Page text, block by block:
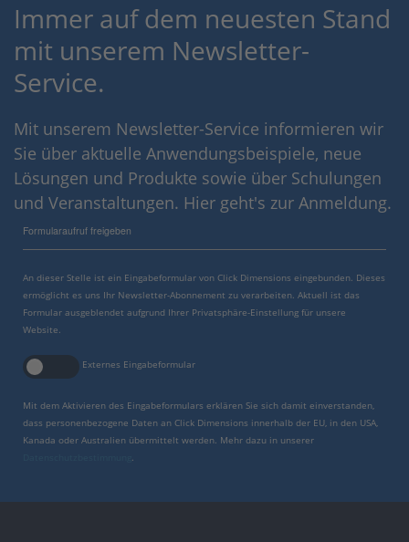
Immer auf dem neuesten Stand
mit unserem Newsletter-
Service.
Mit unserem Newsletter-Service informieren wir
Sie über aktuelle Anwendungsbeispiele, neue
Lösungen und Produkte sowie über Schulungen
und Veranstaltungen. Hier geht's zur Anmeldung.
Formularaufruf freigeben
An dieser Stelle ist ein Eingabeformular von Click Dimensions eingebunden. Dieses
ermöglicht es uns Ihr Newsletter-Abonnement zu verarbeiten. Aktuell ist das
Formular ausgeblendet aufgrund Ihrer Privatsphäre-Einstellung für unsere
Website.
Externes Eingabeformular
Mit dem Aktivieren des Eingabeformulars erklären Sie sich damit einverstanden,
dass personenbezogene Daten an Click Dimensions innerhalb der EU, in den USA,
Kanada oder Australien übermittelt werden. Mehr dazu in unserer